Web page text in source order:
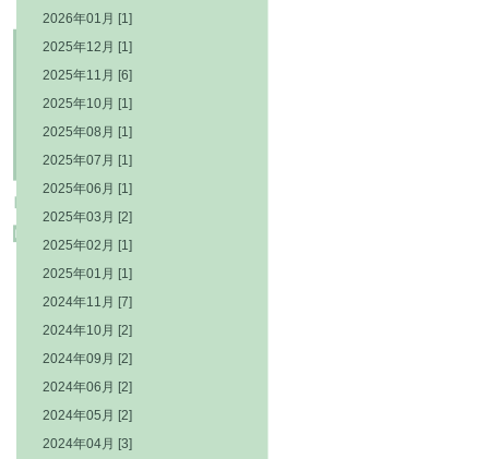
2026年01月 [1]
2025年12月 [1]
2025年11月 [6]
2025年10月 [1]
2025年08月 [1]
2025年07月 [1]
2025年06月 [1]
2025年03月 [2]
2025年02月 [1]
2025年01月 [1]
2024年11月 [7]
2024年10月 [2]
2024年09月 [2]
2024年06月 [2]
2024年05月 [2]
2024年04月 [3]